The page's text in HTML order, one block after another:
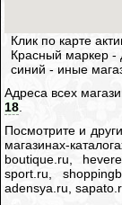
Клик по карте
Красный маркер -
синий - иные
Адреса всех
18.
Посмотрите и
магазинах-
boutique.ru,
sport.ru,
adensya.ru,